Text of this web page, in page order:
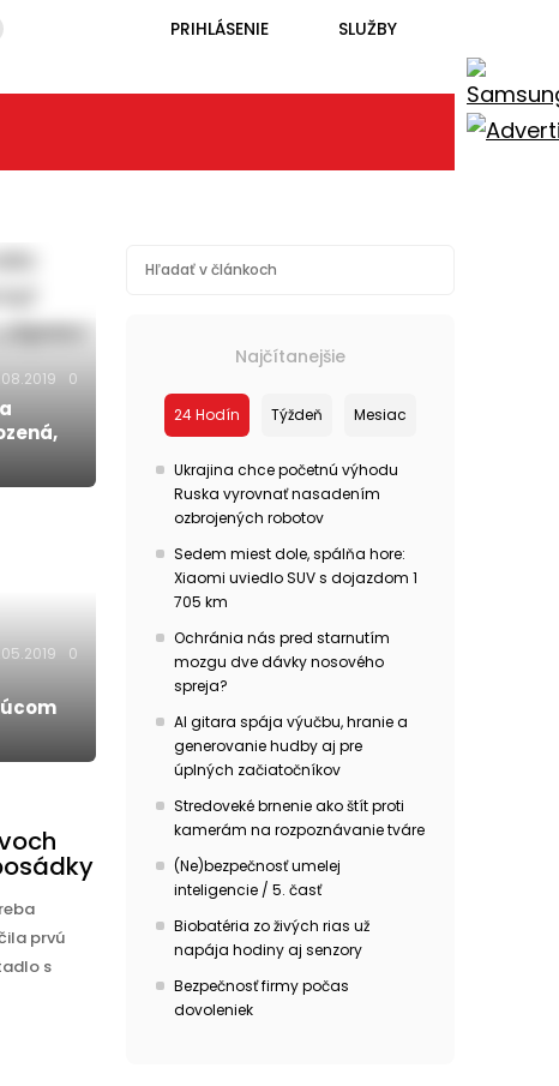
PRIHLÁSENIE SLUŽBY
0
0
prvú
s
Najčítanejšie
24 Hodín Týždeň Mesiac
Ukrajina chce početnú výhodu
Ruska vyrovnať nasadením
ozbrojených robotov
Sedem miest dole, spálňa hore:
Xiaomi uviedlo SUV s dojazdom 1
705 km
Ochránia nás pred starnutím
mozgu dve dávky nosového
spreja?
AI gitara spája výučbu, hranie a
generovanie hudby aj pre
úplných začiatočníkov
Stredoveké brnenie ako štít proti
kamerám na rozpoznávanie tváre
(Ne)bezpečnosť umelej
inteligencie / 5. časť
Biobatéria zo živých rias už
napája hodiny aj senzory
Bezpečnosť firmy počas
dovoleniek